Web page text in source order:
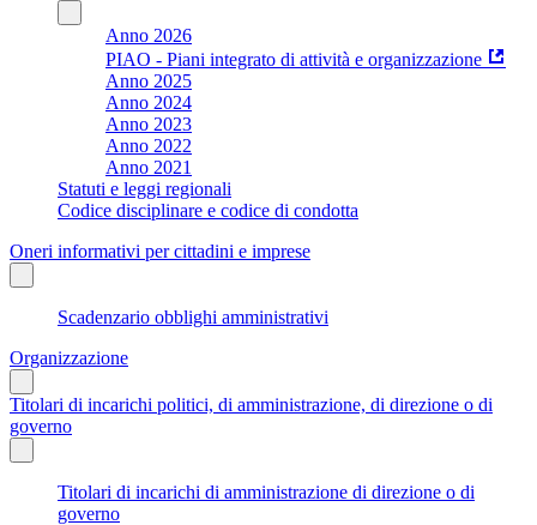
Anno 2026
PIAO - Piani integrato di attività e organizzazione
Anno 2025
Anno 2024
Anno 2023
Anno 2022
Anno 2021
Statuti e leggi regionali
Codice disciplinare e codice di condotta
Oneri informativi per cittadini e imprese
Scadenzario obblighi amministrativi
Organizzazione
Titolari di incarichi politici, di amministrazione, di direzione o di
governo
Titolari di incarichi di amministrazione di direzione o di
governo